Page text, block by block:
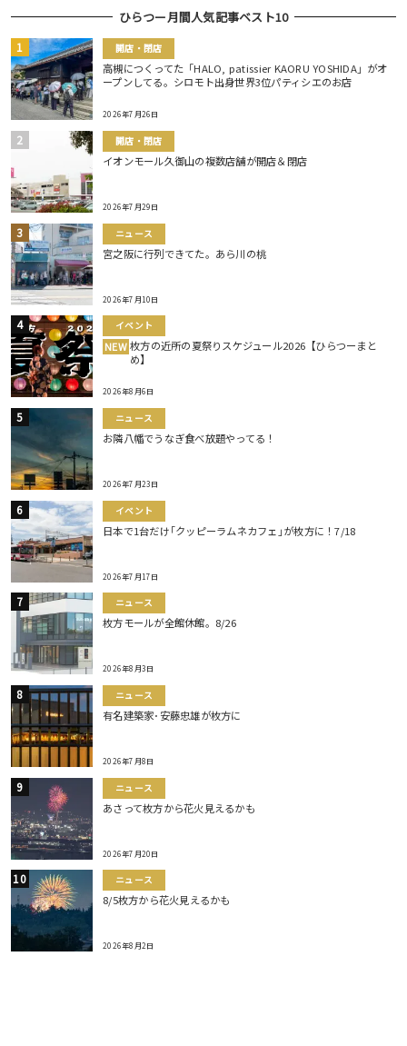
ひらつー月間人気記事ベスト10
開店・閉店
高槻につくってた「HALO, patissier KAORU YOSHIDA」がオ
ープンしてる。シロモト出身世界3位パティシエのお店
2026年7月26日
開店・閉店
イオンモール久御山の複数店舗が開店＆閉店
2026年7月29日
ニュース
宮之阪に行列できてた。あら川の桃
2026年7月10日
イベント
NEW 枚方の近所の夏祭りスケジュール2026【ひらつーまと
め】
2026年8月6日
ニュース
お隣八幡でうなぎ食べ放題やってる！
2026年7月23日
イベント
日本で1台だけ｢クッピーラムネカフェ｣が枚方に！7/18
2026年7月17日
ニュース
枚方モールが全館休館。8/26
2026年8月3日
ニュース
有名建築家･安藤忠雄が枚方に
2026年7月8日
ニュース
あさって枚方から花火見えるかも
2026年7月20日
ニュース
8/5枚方から花火見えるかも
2026年8月2日